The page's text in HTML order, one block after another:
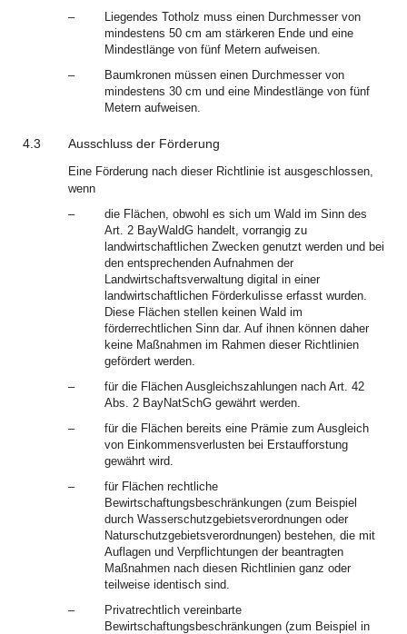
–
Liegendes Totholz muss einen Durchmesser von
mindestens 50 cm am stärkeren Ende und eine
Mindestlänge von fünf Metern aufweisen.
–
Baumkronen müssen einen Durchmesser von
mindestens 30 cm und eine Mindestlänge von fünf
Metern aufweisen.
4.3 Ausschluss der Förderung
Eine Förderung nach dieser Richtlinie ist ausgeschlossen,
wenn
–
die Flächen, obwohl es sich um Wald im Sinn des
Art. 2 BayWaldG handelt, vorrangig zu
landwirtschaftlichen Zwecken genutzt werden und bei
den entsprechenden Aufnahmen der
Landwirtschaftsverwaltung digital in einer
landwirtschaftlichen Förderkulisse erfasst wurden.
Diese Flächen stellen keinen Wald im
förderrechtlichen Sinn dar. Auf ihnen können daher
keine Maßnahmen im Rahmen dieser Richtlinien
gefördert werden.
–
für die Flächen Ausgleichszahlungen nach Art. 42
Abs. 2 BayNatSchG gewährt werden.
–
für die Flächen bereits eine Prämie zum Ausgleich
von Einkommensverlusten bei Erstaufforstung
gewährt wird.
–
für Flächen rechtliche
Bewirtschaftungsbeschränkungen (zum Beispiel
durch Wasserschutzgebietsverordnungen oder
Naturschutzgebietsverordnungen) bestehen, die mit
Auflagen und Verpflichtungen der beantragten
Maßnahmen nach diesen Richtlinien ganz oder
teilweise identisch sind.
–
Privatrechtlich vereinbarte
Bewirtschaftungsbeschränkungen (zum Beispiel in